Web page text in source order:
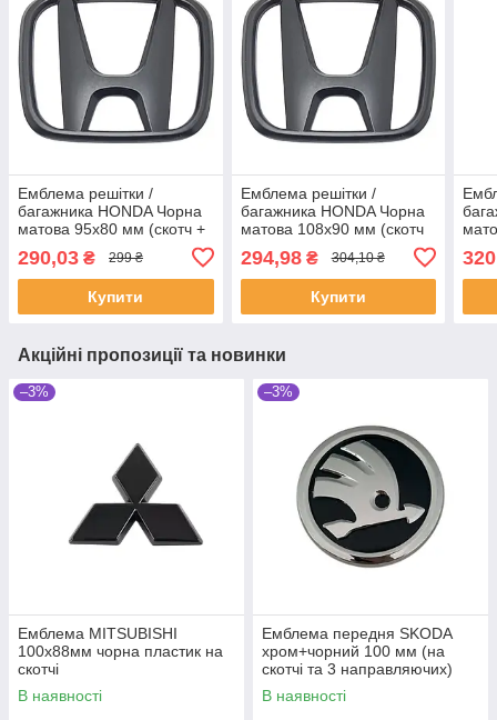
Емблема решітки /
багажника HONDA Чорна
матова 95х80 мм (скотч +
290,03 ₴ 299 ₴
Купити
Емблема решітки /
багажника HONDA Чорна
матова 108х90 мм (скотч
294,98₴ 304,10 ₴
Купити
320
Акційні пропозиції та новинки
–3%
Емблема MITSUBISHI
100х88мм чорна пластик на
скотчі
В наявності
–3%
Емблема передня SKODA
хром+чорний 100 мм (на
скотчі та 3 направляючих)
OEM 5ed853621
В наявності